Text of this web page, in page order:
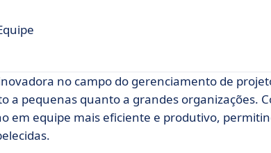
no campo do gerenciamento de
pequenas quanto a grandes organizações.
em equipe mais eficiente e produtivo,